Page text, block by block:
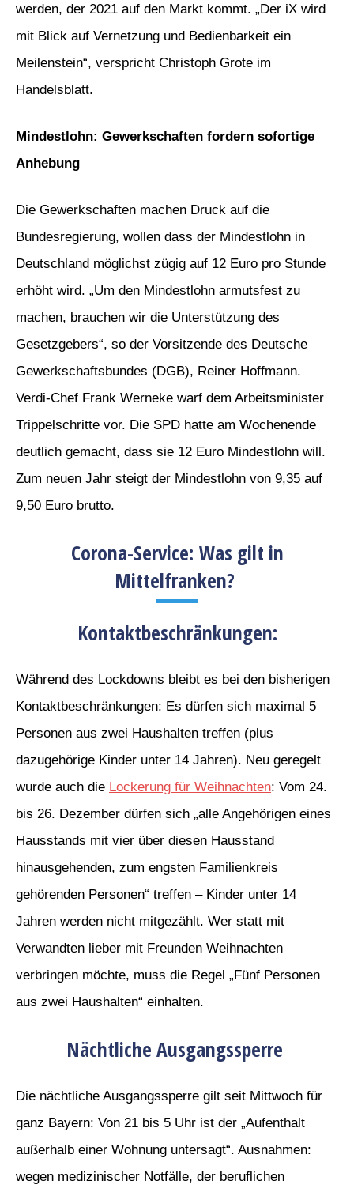
werden, der 2021 auf den Markt kommt. „Der iX wird
mit Blick auf Vernetzung und Bedienbarkeit ein
Meilenstein“, verspricht Christoph Grote im
Handelsblatt.
Mindestlohn: Gewerkschaften fordern sofortige
Anhebung
Die Gewerkschaften machen Druck auf die
Bundesregierung, wollen dass der Mindestlohn in
Deutschland möglichst zügig auf 12 Euro pro Stunde
erhöht wird. „Um den Mindestlohn armutsfest zu
machen, brauchen wir die Unterstützung des
Gesetzgebers“, so der Vorsitzende des Deutsche
Gewerkschaftsbundes (DGB), Reiner Hoffmann.
Verdi-Chef Frank Werneke warf dem Arbeitsminister
Trippelschritte vor. Die SPD hatte am Wochenende
deutlich gemacht, dass sie 12 Euro Mindestlohn will.
Zum neuen Jahr steigt der Mindestlohn von 9,35 auf
9,50 Euro brutto.
Corona-Service: Was gilt in
Mittelfranken?
Kontaktbeschränkungen:
Während des Lockdowns bleibt es bei den bisherigen
Kontaktbeschränkungen: Es dürfen sich maximal 5
Personen aus zwei Haushalten treffen (plus
dazugehörige Kinder unter 14 Jahren). Neu geregelt
wurde auch die Lockerung für Weihnachten: Vom 24.
bis 26. Dezember dürfen sich „alle Angehörigen eines
Hausstands mit vier über diesen Hausstand
hinausgehenden, zum engsten Familienkreis
gehörenden Personen“ treffen – Kinder unter 14
Jahren werden nicht mitgezählt. Wer statt mit
Verwandten lieber mit Freunden Weihnachten
verbringen möchte, muss die Regel „Fünf Personen
aus zwei Haushalten“ einhalten.
Nächtliche Ausgangssperre
Die nächtliche Ausgangssperre gilt seit Mittwoch für
ganz Bayern: Von 21 bis 5 Uhr ist der „Aufenthalt
außerhalb einer Wohnung untersagt“. Ausnahmen:
wegen medizinischer Notfälle, der beruflichen